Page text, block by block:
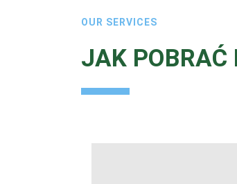
OUR SERVICES
JAK POBRAĆ